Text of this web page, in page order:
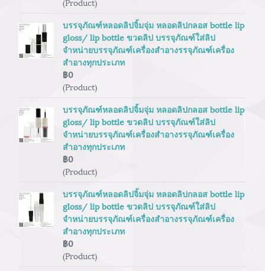
บรรจุภัณฑ์หลอดลิปจิ้มจุ่ม หลอดลิปกลอส bottle lip
gloss/ lip bottle ขวดลิป บรรจุภัณฑ์ใส่ลิป
จำหน่ายบรรจุภัณฑ์เครื่องสำอางรรจุภัณฑ์เครื่อง
สำอางทุกประเภท
฿0
(Product)
บรรจุภัณฑ์หลอดลิปจิ้มจุ่ม หลอดลิปกลอส bottle lip
gloss/ lip bottle ขวดลิป บรรจุภัณฑ์ใส่ลิป
จำหน่ายบรรจุภัณฑ์เครื่องสำอางรรจุภัณฑ์เครื่อง
สำอางทุกประเภท
฿0
(Product)
บรรจุภัณฑ์หลอดลิปจิ้มจุ่ม หลอดลิปกลอส bottle lip
gloss/ lip bottle ขวดลิป บรรจุภัณฑ์ใส่ลิป
จำหน่ายบรรจุภัณฑ์เครื่องสำอางรรจุภัณฑ์เครื่อง
สำอางทุกประเภท
฿0
(Product)